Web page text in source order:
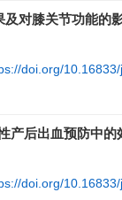
对膝关节功能的
doi.org/
产后出血预防中的
doi.org/